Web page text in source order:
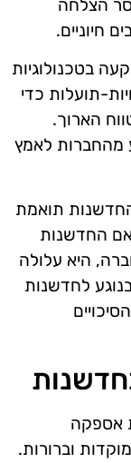
הצלחה
חיוניים.
בטכנולוגיות
תועלות כדי
הארוך.
מהחברות לאמץ
תואמת
החדשנות
היא עלולה
לחדשנות
אספקה
וברורות.